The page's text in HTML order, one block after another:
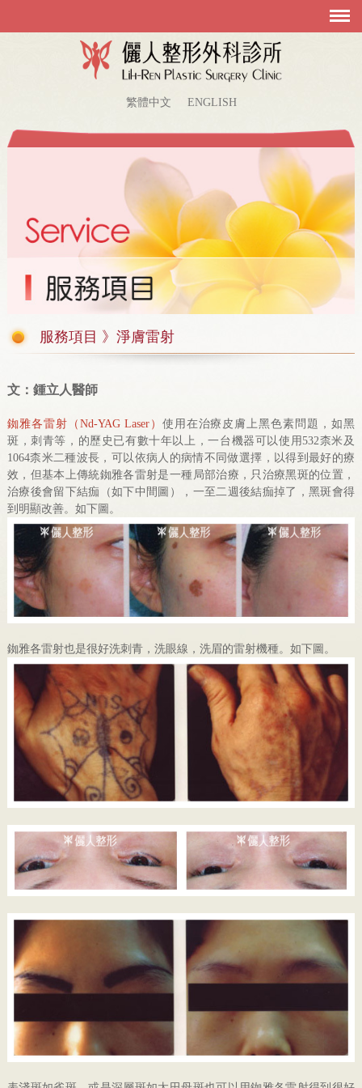
繁體中文 ENGLISH
服務項目 》淨膚雷射
文：鍾立人醫師
銣雅各雷射（Nd-YAG Laser） 使用在治療皮膚上黑色素問題，如黑
斑，刺青等，的歷史已有數十年以上，一台機器可以使用532柰米及
1064柰米二種波長，可以依病人的病情不同做選擇，以得到最好的療
效，但基本上傳統銣雅各雷射是一種局部治療，只治療黑斑的位置，
治療後會留下結痂（如下中間圖），一至二週後結痂掉了，黑斑會得
到明顯改善。如下圖。
銣雅各雷射也是很好洗刺青，洗眼線，洗眉的雷射機種。如下圖。